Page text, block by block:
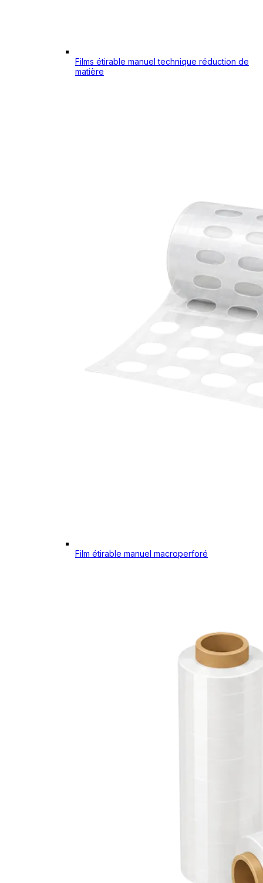
Films étirable manuel technique réduction de
matière
Film étirable manuel macroperforé